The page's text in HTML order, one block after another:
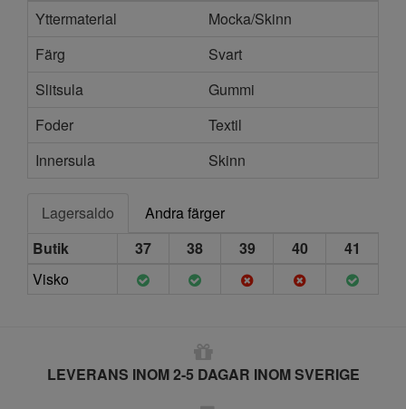
Yttermaterial
Mocka/Skinn
Färg
Svart
Slitsula
Gummi
Foder
Textil
Innersula
Skinn
Lagersaldo
Andra färger
Butik
37 38 39 40
41
Visko
LEVERANS INOM 2-5 DAGAR INOM SVERIGE